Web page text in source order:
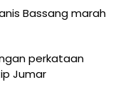
Bassang marah
perkataan
Jumar